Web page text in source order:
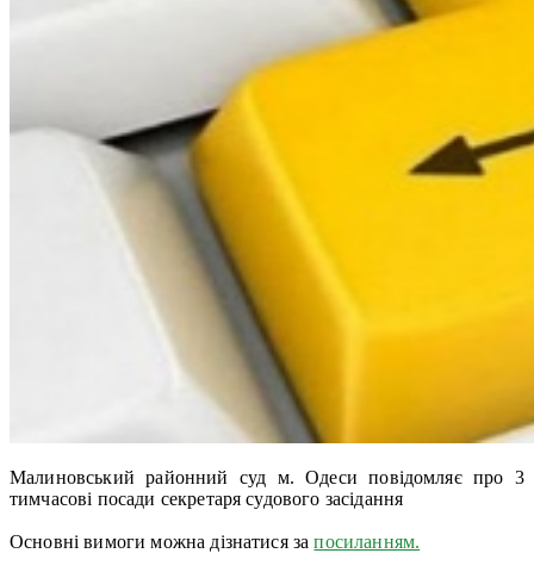
Малиновський районний суд м. Одеси повідомляє про 3
тимчасові посади секретаря судового засідання
Основні вимоги можна дізнатися запосиланням.